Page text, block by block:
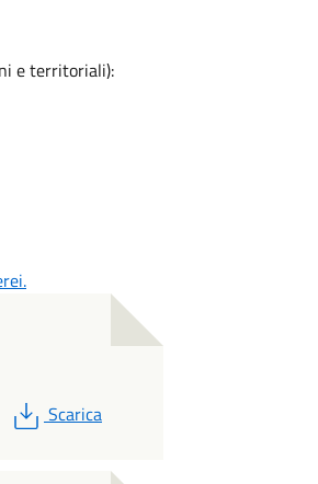
e territoriali):
PDF
Scarica